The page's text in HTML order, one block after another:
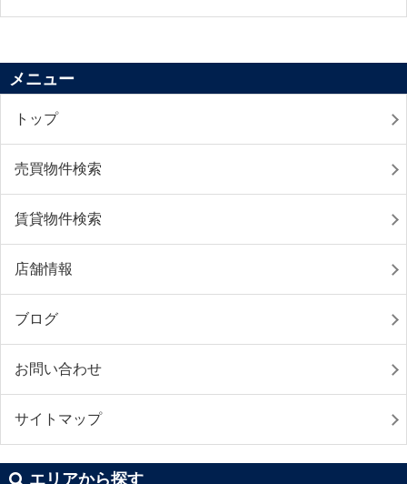
メニュー
トップ
売買物件検索
賃貸物件検索
店舗情報
ブログ
お問い合わせ
サイトマップ
エリアから探す